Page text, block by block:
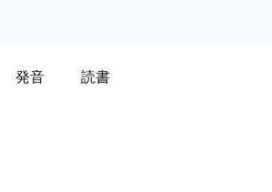
発音 読書